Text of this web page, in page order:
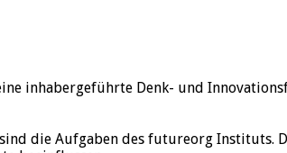
inhabergeführte Denk- und
die Aufgaben des futureorg